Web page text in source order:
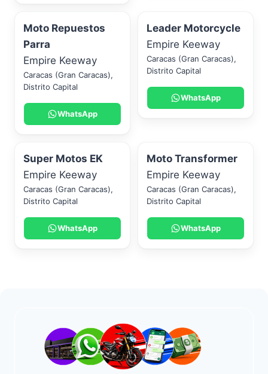
Moto Repuestos
Parra
Empire Keeway
Caracas (Gran Caracas),
Distrito Capital
WhatsApp
Leader Motorcycle
Empire Keeway
Caracas (Gran Caracas),
Distrito Capital
WhatsApp
Super Motos EK
Empire Keeway
Caracas (Gran Caracas),
Distrito Capital
WhatsApp
Moto Transformer
Empire Keeway
Caracas (Gran Caracas),
Distrito Capital
WhatsApp